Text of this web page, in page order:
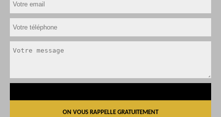
ON VOUS RAPPELLE GRATUITEMENT